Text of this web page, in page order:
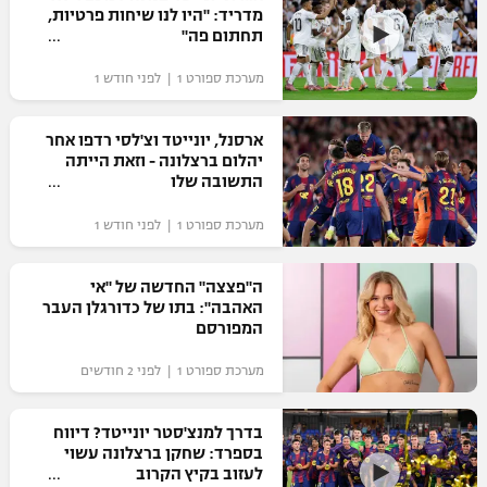
VOD
רץ ברשת
תוצאות
לוח שידורים
ברחבה
"מעל הליגה" – פודקאסט
נבחרת ישראל
מכבי חיפה
בית"ר ירושלים
מכבי תל אביב
הפועל תל אביב
הפועל חיפה
הפועל באר שבע
מכבי נתניה
בני יהודה
ליגה ספרדית
ליגה איטלקית
ליגה צרפתית
ליגה הולנדית
ליגה סינית
ליגה ברזילאית
ליגות נוספות
כדורסל נשים
מכבי תל אביב
הפועל חולון
הפועל ירושלים
דני אבדיה
יורוליג
יורוקאפ
טניס
כדוריד
כדורעף
שחייה
אגרוף
ספורט אולימפי
UFC
היאבקות WWE
מדריד: "היו לנו שיחות פרטיות,
תחתום פה"
מערכת ספורט 1 | לפני חודש 1
ארסנל, יונייטד וצ'לסי רדפו אחר
יהלום ברצלונה - וזאת הייתה
התשובה שלו
מערכת ספורט 1 | לפני חודש 1
ה"פצצה" החדשה של "אי
האהבה": בתו של כדורגלן העבר
המפורסם
מערכת ספורט 1 | לפני 2 חודשים
בדרך למנצ'סטר יונייטד? דיווח
בספרד: שחקן ברצלונה עשוי
לעזוב בקיץ הקרוב